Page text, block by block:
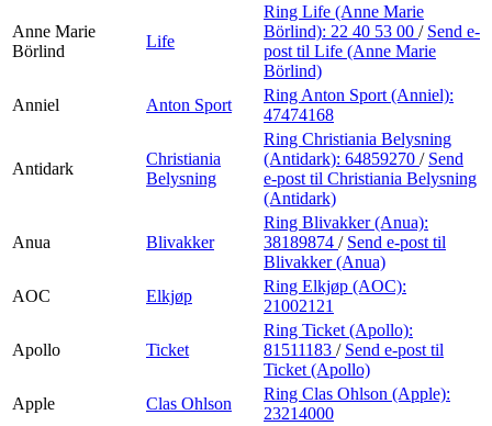
Anne Marie
Börlind
Life
Ring Life (Anne Marie
Börlind): 22 40 53 00 / Send e-
post til Life (Anne Marie
Börlind)
Anniel
Anton Sport
Ring Anton Sport (Anniel):
47474168
Antidark
Christiania
Belysning
Ring Christiania Belysning
(Antidark): 64859270 / Send
e-post til Christiania Belysning
(Antidark)
Anua Blivakker
Ring Blivakker (Anua):
38189874 / Send e-post til
Blivakker (Anua)
AOC
Elkjøp
Ring Elkjøp (AOC):
21002121
Apollo Ticket
Ring Ticket (Apollo):
81511183 / Send e-post til
Ticket (Apollo)
Apple
Clas Ohlson
Ring Clas Ohlson (Apple):
23214000